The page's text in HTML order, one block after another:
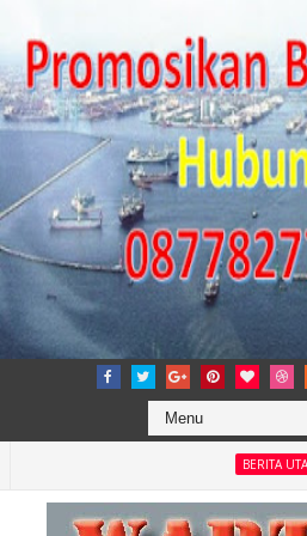
BERITA UTAMA
PERKUAT KAPASITAS TPK